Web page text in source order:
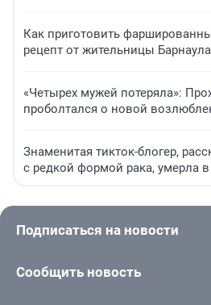
Как приготовить
рецепт от жительницы Барнаула
«Четырех мужей потеряла»:
проболтался о новой
Знаменитая тикток-блогер,
с редкой формой рака, умерла в
Подписаться на новости
Сообщить новость